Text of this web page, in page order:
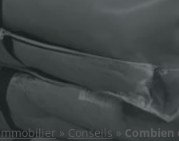
» Conseils » Combien